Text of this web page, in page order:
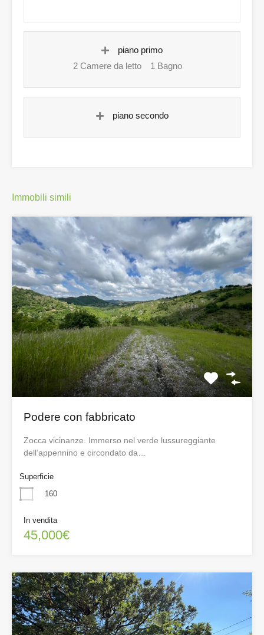
piano primo
2 Camere da letto
1 Bagno
piano secondo
Immobili simili
Podere con fabbricato
Zocca vicinanze. Immerso nel verde lussureggiante
dell’appennino e circondato da…
Superficie
160
In vendita
45,000€